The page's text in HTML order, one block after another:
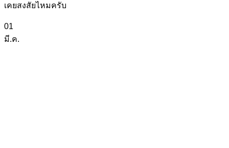
เคยสงสัยไหมครับ
01
มี.ค.